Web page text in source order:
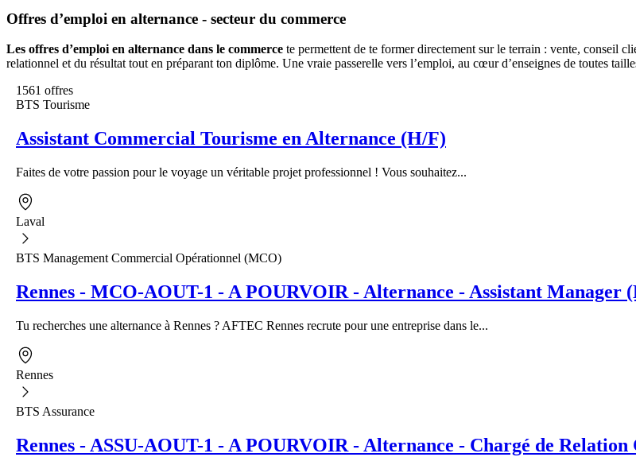
Offres d’emploi en alternance - secteur du commerce
Les offres d’emploi en alternance dans le commerce te permettent de te former directement sur le terrain : vente, conseil
relationnel et du résultat tout en préparant ton diplôme. Une vraie passerelle vers l’emploi, au cœur d’enseignes de toutes
1561 offres
BTS Tourisme
Assistant Commercial Tourisme en Alternance (H/F)
Faites de votre passion pour le voyage un véritable projet professionnel ! Vous souhaitez...
Laval
BTS Management Commercial Opérationnel (MCO)
Rennes - MCO-AOUT-1 - A POURVOIR - Alternance - Assistant Manager
Tu recherches une alternance à Rennes ? AFTEC Rennes recrute pour une entreprise dans le...
Rennes
BTS Assurance
Rennes - ASSU-AOUT-1 - A POURVOIR - Alternance - Chargé de